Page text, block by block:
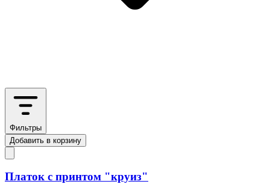
Фильтры
Добавить в корзину
Платок с принтом "круиз"